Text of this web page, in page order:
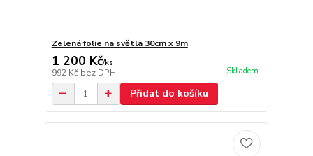
Zelená folie na světla 30cm x 9m
1 200 Kč/ks
992 Kč bez DPH Skladem
Přidat do košíku